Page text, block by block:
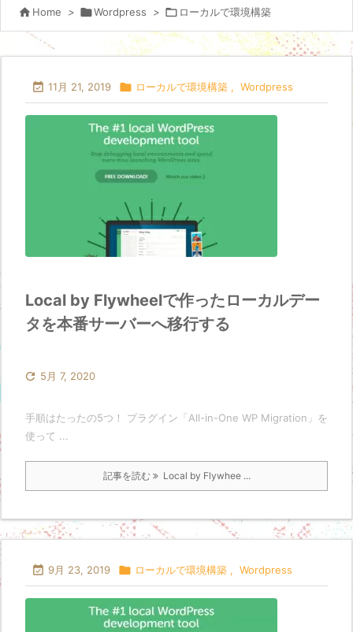
 Home > Wordpress >  ローカルで環境構築
 11月 21, 2019  ローカルで環境構築 , Wordpress
Local by Flywheelで作ったローカルデー
タを本番サーバーへ移行する
 5月 7, 2020
手順はたったの5つ！ プラグイン「All-in-One WP Migration」を
使って ...
記事を読む Local by Flywhee ...
 9月 23, 2019  ローカルで環境構築 , Wordpress